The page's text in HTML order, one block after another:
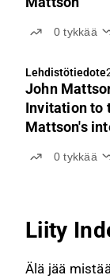
0tykkää
Lehdistötiedote
John
Invitation to
Mattson's
0tykkää
Liity
Älä jää